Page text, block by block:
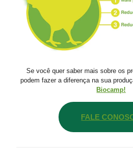
Se você quer saber mais sobre os
podem fazer a diferença na sua
Biocamp!
FALE